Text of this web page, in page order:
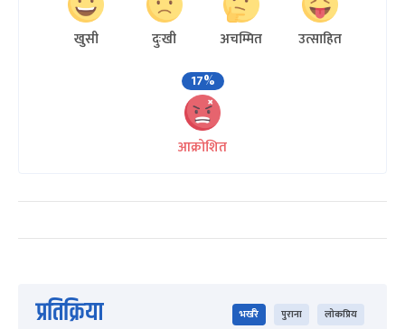
खुसी दुःखी अचम्मित
उत्साहित
17%
आक्रोशित
प्रतिक्रिया भर्खरै पुराना लोकप्रिय